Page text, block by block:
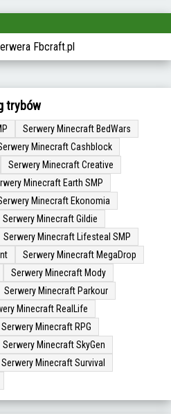
trybów
Serwery Minecraft BedWars
Minecraft Cashblock
Serwery Minecraft Creative
Minecraft Earth SMP
Minecraft Ekonomia
Serwery Minecraft Gildie
Serwery Minecraft Lifesteal SMP
Serwery Minecraft MegaDrop
Serwery Minecraft Mody
Serwery Minecraft Parkour
Minecraft RealLife
Serwery Minecraft RPG
Serwery Minecraft SkyGen
Serwery Minecraft Survival